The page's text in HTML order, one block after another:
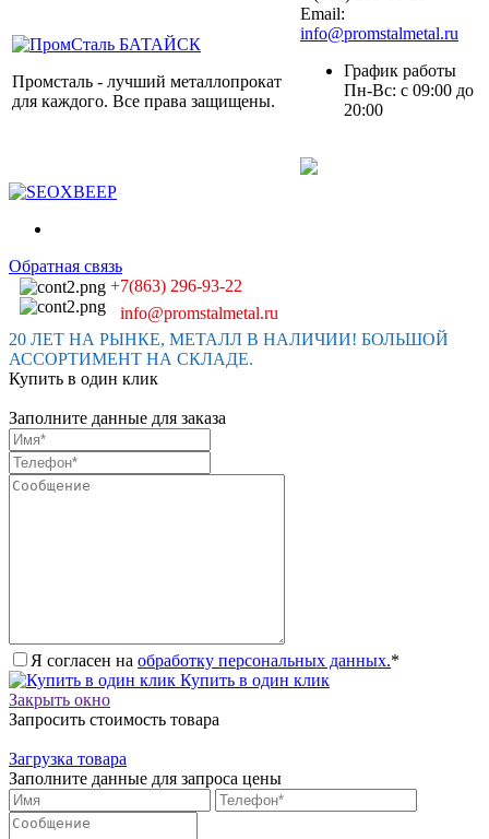
Промсталь - лучший металлопрокат
для каждого. Все права защищены.
Email:
info@promstalmetal.ru
График работы
Пн-Вс: с 09:00 до
20:00
Обратная связь
+7(863) 296-93-22
info@promstalmetal.ru
20 ЛЕТ НА РЫНКЕ, МЕТАЛЛ В НАЛИЧИИ! БОЛЬШОЙ
АССОРТИМЕНТ НА СКЛАДЕ.
Купить в один клик
Заполните данные для заказа
Я согласен на обработку персональных данных.*
Купить в один клик
Закрыть окно
Запросить стоимость товара
Загрузка товара
Заполните данные для запроса цены